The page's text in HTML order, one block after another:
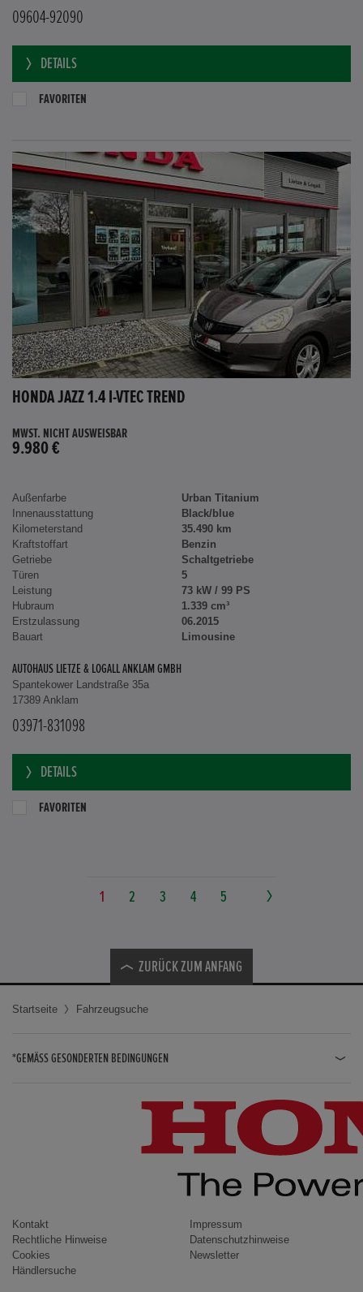
09604-92090
DETAILS
FAVORITEN
HONDA JAZZ 1.4 I-VTEC TREND
MWST. NICHT AUSWEISBAR
9.980 €
Außenfarbe
Urban Titanium
Innenausstattung
Black/blue
Kilometerstand
35.490 km
Kraftstoffart
Benzin
Getriebe
Schaltgetriebe
Türen
5
Leistung
73 kW / 99 PS
Hubraum
1.339 cm³
Erstzulassung
06.2015
Bauart
Limousine
AUTOHAUS LIETZE & LOGALL ANKLAM GMBH
Spantekower Landstraße 35a
17389 Anklam
03971-831098
DETAILS
FAVORITEN
1 2 3 4 5
ZURÜCK ZUM ANFANG
Startseite Fahrzeugsuche
*GEMÄSS GESONDERTEN BEDINGUNGEN
CIVIC / CIVIC LIMOUSINE
INSIGHT
ACCORD
Kontakt
Impressum
Rechtliche Hinweise
Datenschutzhinweise
Cookies
Newsletter
Händlersuche